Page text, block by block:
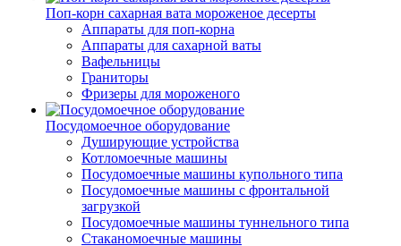
Поп-корн сахарная вата мороженое десерты
Аппараты для поп-корна
Аппараты для сахарной ваты
Вафельницы
Граниторы
Фризеры для мороженого
Посудомоечное оборудование
Душирующие устройства
Котломоечные машины
Посудомоечные машины купольного типа
Посудомоечные машины с фронтальной
загрузкой
Посудомоечные машины туннельного типа
Стаканомоечные машины